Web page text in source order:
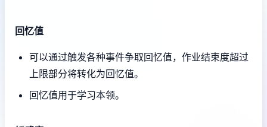
回忆值
可以通过触发各种事件争取回忆值，作业结束度超过
上限部分将转化为回忆值。
回忆值用于学习本领。